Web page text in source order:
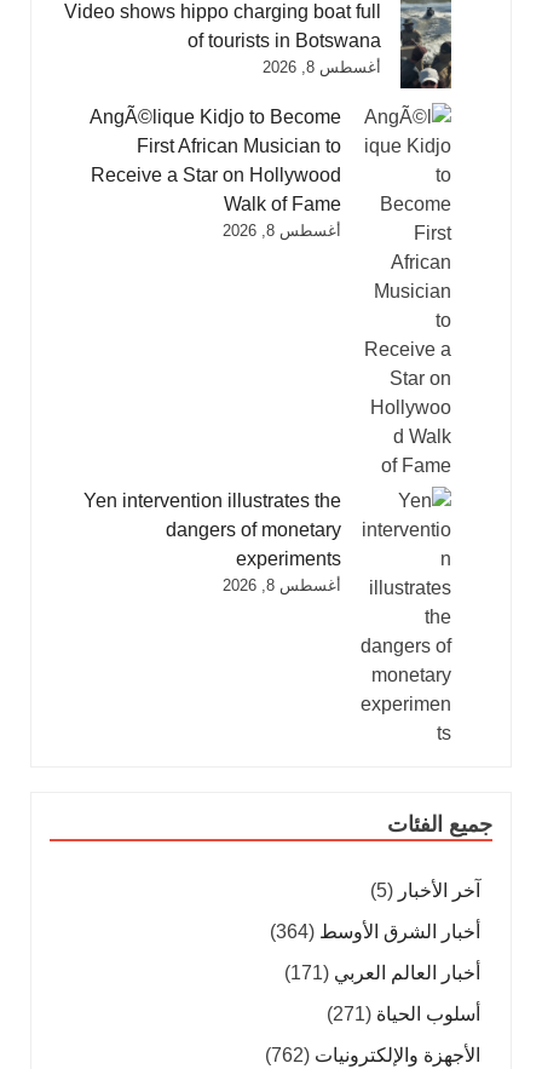
Video shows hippo charging boat full
of tourists in Botswana
أغسطس 8, 2026
AngÃ©lique Kidjo to Become
First African Musician to
Receive a Star on Hollywood
Walk of Fame
أغسطس 8, 2026
Yen intervention illustrates the
dangers of monetary
experiments
أغسطس 8, 2026
جميع الفئات
آخر الأخبار (5)
أخبار الشرق الأوسط (364)
أخبار العالم العربي (171)
أسلوب الحياة (271)
الأجهزة والإلكترونيات (762)